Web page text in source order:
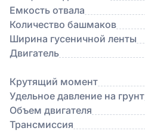
Емкость отвала
Количество башмаков
Ширина гусеничной ленты
Двигатель
Крутящий момент
Удельное давление на грунт
Объем двигателя
Трансмиссия